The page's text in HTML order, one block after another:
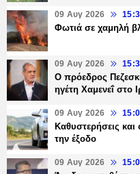
09 Αυγ 2026
Φωτιά σε χαμηλή
09 Αυγ 2026
Ο πρόεδρος
ηγέτη Χαμενεΐ στο
09 Αυγ 2026
Καθυστερήσεις
την έξοδο
09 Αυγ 2026